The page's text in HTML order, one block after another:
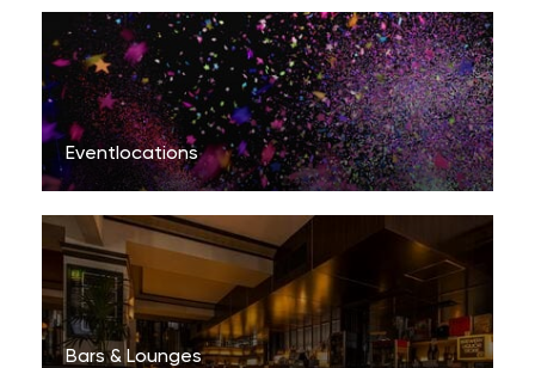
Eventlocations
Bars & Lounges